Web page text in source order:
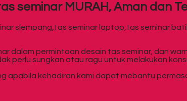
seminar MURAH, Aman dan
slempang,tas seminar laptop,tas seminar
dalam permintaan desain tas seminar, dan
perlu sungkan atau ragu untuk melakukan
kehadiran kami dapat mebantu